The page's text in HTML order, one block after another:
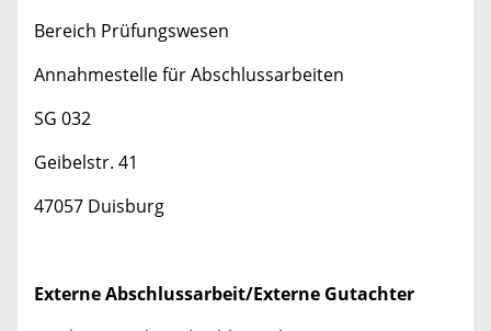
Bereich Prüfungswesen
Annahmestelle für Abschlussarbeiten
SG 032
Geibelstr. 41
47057 Duisburg
Externe Abschlussarbeit/Externe Gutachter